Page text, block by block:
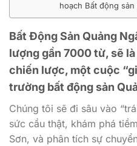
hoạch Bất động sản
Bất Động Sản Quảng
lượng gần 7000 từ, sẽ
chiến lược, một cuộc
trường bất động sản
Chúng tôi sẽ đi sâu vào
sức cầu thật, khám phá
Sơn, và phân tích sự